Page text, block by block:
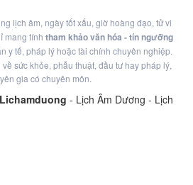
lịch âm, ngày tốt xấu, giờ hoàng đạo, tử vi
mang tính tham khảo văn hóa - tín ngưỡng
y tế, pháp lý hoặc tài chính chuyên nghiệp.
sức khỏe, phẫu thuật, đầu tư hay pháp lý,
gia có chuyên môn.
Lichamduong - Lịch Âm Dương - Lịch